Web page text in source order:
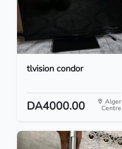
tlvision condor
DA4000.00 Alger
Centre